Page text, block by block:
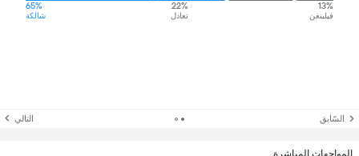
13%
فيلينغن
22%
تعادل
65%
شالكة
السّابق التالي
المواجهات المباشرة